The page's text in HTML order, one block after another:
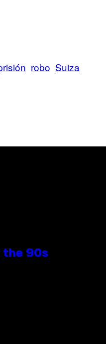
robo Suiza
the 90s